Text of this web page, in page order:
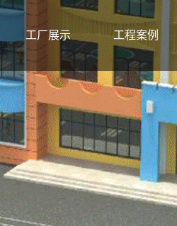
工厂展示 工程案例